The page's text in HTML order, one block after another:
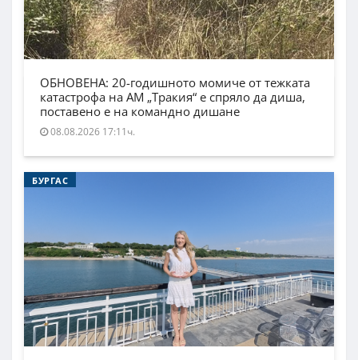
ОБНОВЕНА: 20-годишното момиче от тежката
катастрофа на АМ „Тракия“ е спряло да диша,
поставено е на командно дишане
08.08.2026 17:11ч.
БУРГАС